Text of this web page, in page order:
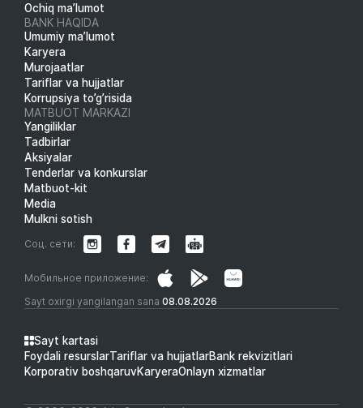
Ochiq ma’lumot
BANK HAQIDA
Umumiy ma’lumot
Karyera
Murojaatlar
Tariflar va hujjatlar
Korrupsiya to’g’risida
MATBUOT MARKAZI
Yangiliklar
Tadbirlar
Aksiyalar
Tenderlar va konkurslar
Matbuot-kit
Media
Mulkni sotish
Sayt oxirgi yangilangan sana 08.08.2026
Мобильное приложение:
Соц. сети:
Sayt kartasi
Foydali resurslarTariflar va hujjatlarBank rekvizitlari
Korporativ boshqaruvKaryeraOnlayn xizmatlar